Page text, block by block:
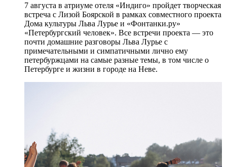
7 августа в атриуме отеля «Индиго» пройдет творческая
встреча с Лизой Боярской в рамках совместного проекта
Дома культуры Льва Лурье и «Фонтанки.ру»
«Петербургский человек». Все встречи проекта — это
почти домашние разговоры Льва Лурье с
примечательными и симпатичными лично ему
петербуржцами на самые разные темы, в том числе о
Петербурге и жизни в городе на Неве.